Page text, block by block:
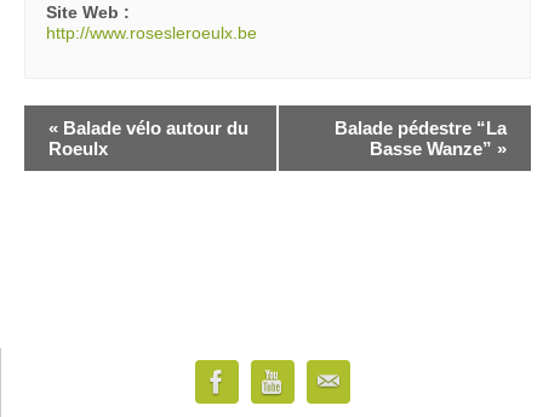
Site Web :
http://www.rosesleroeulx.be
« Balade vélo autour du
Roeulx
Balade pédestre “La
Basse Wanze” »